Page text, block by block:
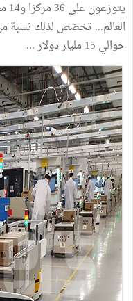
حوالي 15 مليار دولار ...